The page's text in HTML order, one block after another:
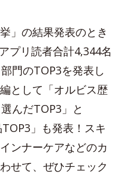
」の結果発表のとき
プリ読者合計4,344名
門のTOP3を発表し
として「オルビス歴
んだTOP3」と
」も発表！スキ
ンナーケアなどのカ
せて、ぜひチェック